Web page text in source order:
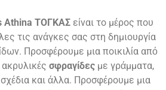
Athina ΤΟΓΚΑΣ είναι το μέρος που
τις ανάγκες σας στη δημιουργία
Προσφέρουμε μια ποικιλία από
σφραγίδες με γράμματα,
και άλλα. Προσφέρουμε μια